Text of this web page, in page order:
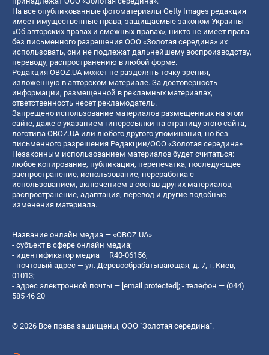
На все опубликованные фотоматериалы Getty Images редакция
имеет имущественные права, защищаемые законом Украины
«Об авторских правах и смежных правах», никто не имеет права
без письменного разрешения ООО «Золотая середина» их
использовать, они не подлежат дальнейшему воспроизводству,
переводу, распространению в любой форме.
Редакция OBOZ.UA может не разделять точку зрения,
изложенную в авторском материале. За достоверность
информации, размещенной в рекламных материалах,
ответственность несет рекламодатель.
Запрещено использование материалов размещенных на этом
сайте, даже с указанием гиперссылки на страницу этого сайта,
логотипа OBOZ.UA или любого другого упоминания, но без
письменного разрешения Редакции/ООО «Золотая середина»
Незаконным использованием материалов будет считаться:
любое копирование, публикация, перепечатка, последующее
распространение, использование, переработка с
использованием, включением в состав других материалов,
распространение, адаптация, перевод и другие подобные
изменения материала.
Название онлайн медиа — «OBOZ.UA»
- субъект в сфере онлайн медиа;
- идентификатор медиа — R40-06156;
- почтовый адрес — ул. Деревообрабатывающая, д. 7, г. Киев,
01013;
- адрес электронной почты — [email protected] ; - телефон — (044)
585 46 20
© 2026 Все права защищены, ООО "Золотая середина".